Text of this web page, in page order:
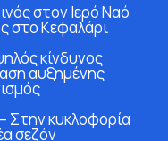
στον Ιερό Ναό
Κεφαλάρι
κίνδυνος
αυξημένης
Στην κυκλοφορία
σεζόν